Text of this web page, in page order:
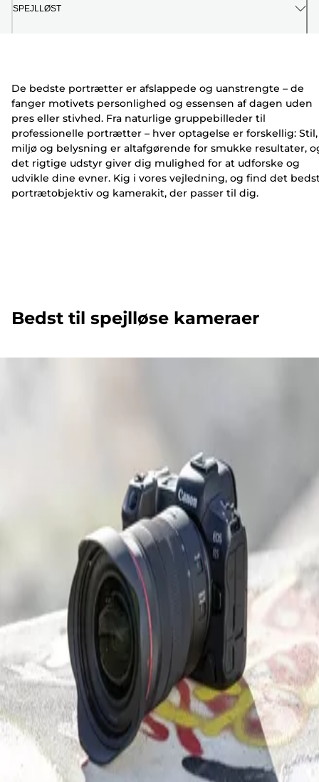
SPEJLLØST
De bedste portrætter er afslappede og uanstrengte – de
fanger motivets personlighed og essensen af dagen uden
pres eller stivhed. Fra naturlige gruppebilleder til
professionelle portrætter – hver optagelse er forskellig: Stil,
miljø og belysning er altafgørende for smukke resultater,
det rigtige udstyr giver dig mulighed for at udforske og
udvikle dine evner. Kig i vores vejledning, og find det
portrætobjektiv og kamerakit, der passer til dig.
Bedst til spejlløse kameraer